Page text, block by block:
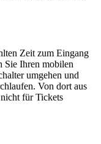
Zeit zum Eingang
Sie Ihren mobilen
umgehen und
Von dort aus
für Tickets